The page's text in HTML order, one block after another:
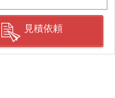
見積依頼